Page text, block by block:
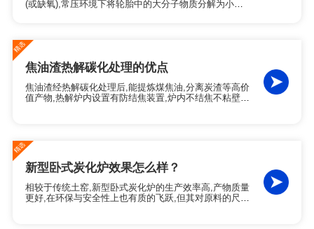
(或缺氧),常压环境下将轮胎中的大分子物质分解为小分
焦油渣热解碳化处理的优点
焦油渣经热解碳化处理后,能提炼煤焦油,分离炭渣等高价
值产物,热解炉内设置有防结焦装置,炉内不结焦不粘壁,
新型卧式炭化炉效果怎么样？
相较于传统土窑,新型卧式炭化炉的生产效率高,产物质量
更好,在环保与安全性上也有质的飞跃,但其对原料的尺寸